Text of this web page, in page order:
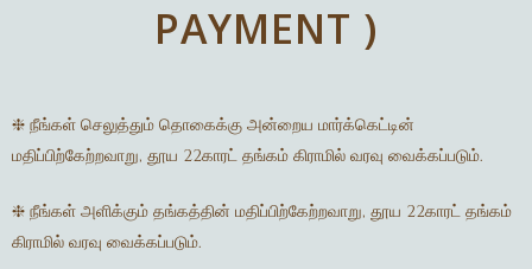
PAYMENT )
❈ நீங்கள் செலுத்தும் தொகைக்கு அன்றைய மார்க்கெட்டின்
மதிப்பிற்கேற்றவாறு, தூய 22காரட் தங்கம் கிராமில் வரவு வைக்கப்படும்.
❈ நீங்கள் அளிக்கும் தங்கத்தின் மதிப்பிற்கேற்றவாறு, தூய 22காரட் தங்கம்
கிராமில் வரவு வைக்கப்படும்.